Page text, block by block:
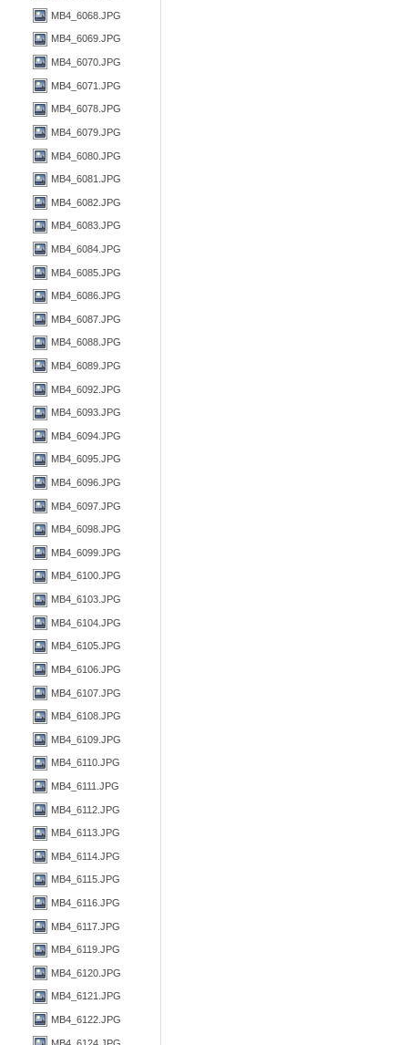
MB4_6068.JPG
MB4_6069.JPG
MB4_6070.JPG
MB4_6071.JPG
MB4_6078.JPG
MB4_6079.JPG
MB4_6080.JPG
MB4_6081.JPG
MB4_6082.JPG
MB4_6083.JPG
MB4_6084.JPG
MB4_6085.JPG
MB4_6086.JPG
MB4_6087.JPG
MB4_6088.JPG
MB4_6089.JPG
MB4_6092.JPG
MB4_6093.JPG
MB4_6094.JPG
MB4_6095.JPG
MB4_6096.JPG
MB4_6097.JPG
MB4_6098.JPG
MB4_6099.JPG
MB4_6100.JPG
MB4_6103.JPG
MB4_6104.JPG
MB4_6105.JPG
MB4_6106.JPG
MB4_6107.JPG
MB4_6108.JPG
MB4_6109.JPG
MB4_6110.JPG
MB4_6111.JPG
MB4_6112.JPG
MB4_6113.JPG
MB4_6114.JPG
MB4_6115.JPG
MB4_6116.JPG
MB4_6117.JPG
MB4_6119.JPG
MB4_6120.JPG
MB4_6121.JPG
MB4_6122.JPG